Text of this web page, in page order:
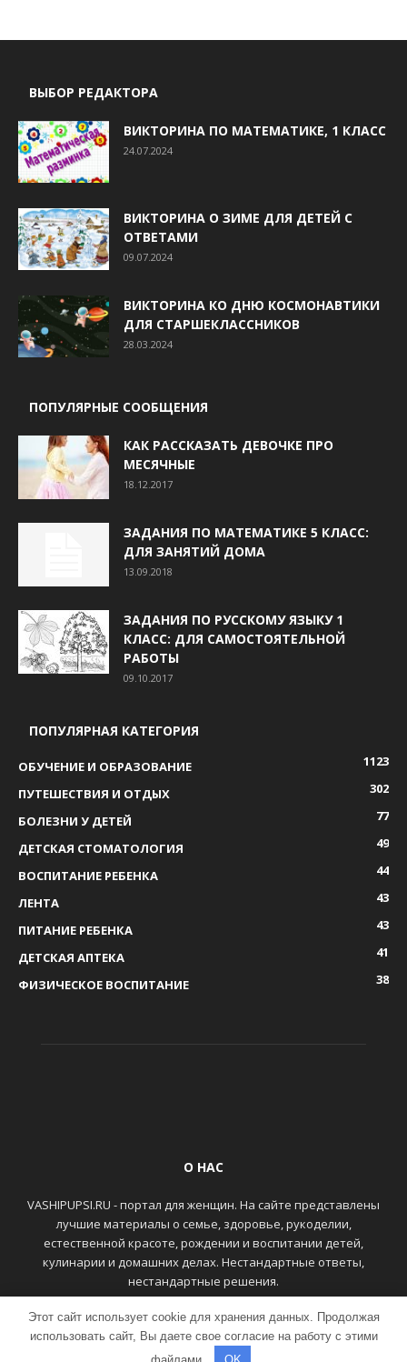
ВЫБОР РЕДАКТОРА
ВИКТОРИНА ПО МАТЕМАТИКЕ, 1 КЛАСС
24.07.2024
ВИКТОРИНА О ЗИМЕ ДЛЯ ДЕТЕЙ С
ОТВЕТАМИ
09.07.2024
ВИКТОРИНА КО ДНЮ КОСМОНАВТИКИ
ДЛЯ СТАРШЕКЛАССНИКОВ
28.03.2024
ПОПУЛЯРНЫЕ СООБЩЕНИЯ
КАК РАССКАЗАТЬ ДЕВОЧКЕ ПРО
МЕСЯЧНЫЕ
18.12.2017
ЗАДАНИЯ ПО МАТЕМАТИКЕ 5 КЛАСС:
ДЛЯ ЗАНЯТИЙ ДОМА
13.09.2018
ЗАДАНИЯ ПО РУССКОМУ ЯЗЫКУ 1
КЛАСС: ДЛЯ САМОСТОЯТЕЛЬНОЙ
РАБОТЫ
09.10.2017
ПОПУЛЯРНАЯ КАТЕГОРИЯ
ОБУЧЕНИЕ И ОБРАЗОВАНИЕ
1123
ПУТЕШЕСТВИЯ И ОТДЫХ
302
БОЛЕЗНИ У ДЕТЕЙ
77
ДЕТСКАЯ СТОМАТОЛОГИЯ
49
ВОСПИТАНИЕ РЕБЕНКА
44
ЛЕНТА
43
ПИТАНИЕ РЕБЕНКА
43
ДЕТСКАЯ АПТЕКА
41
ФИЗИЧЕСКОЕ ВОСПИТАНИЕ
38
О НАС
VASHIPUPSI.RU - портал для женщин. На сайте представлены
лучшие материалы о семье, здоровье, рукоделии,
естественной красоте, рождении и воспитании детей,
кулинарии и домашних делах. Нестандартные ответы,
нестандартные решения.
ГЛАВНАЯ КОНТАКТЫ
Этот сайт использует cookie для хранения данных. Продолжая
использовать сайт, Вы даете свое согласие на работу с этими